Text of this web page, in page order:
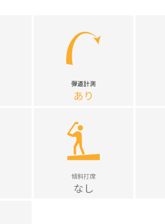
弾道計測
あり
傾斜打席
なし